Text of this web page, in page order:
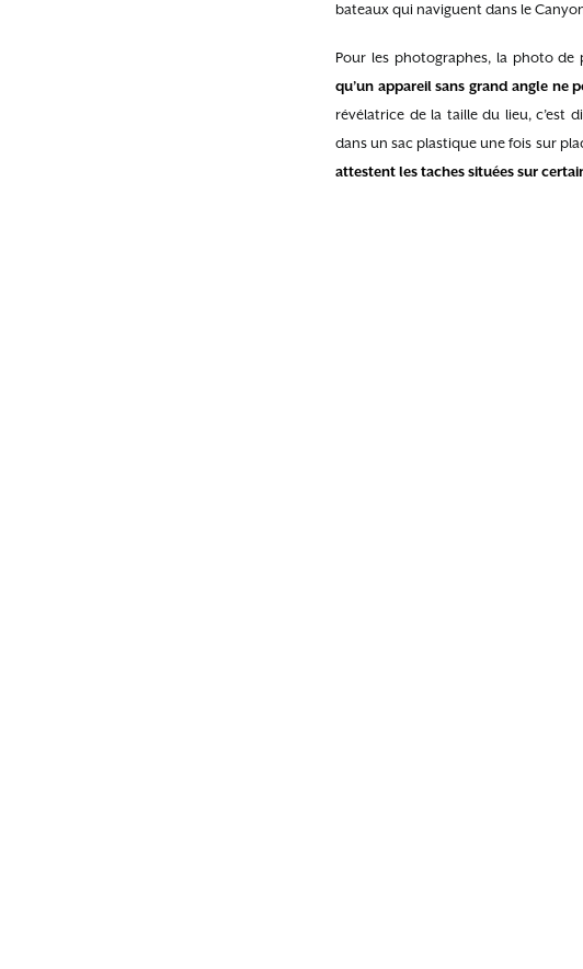
bateaux qui naviguent dans le
Pour les photographes, la photo
qu’un appareil sans grand angle ne
révélatrice de la taille du lieu, c’est
dans un sac plastique une fois sur
attestent les taches situées sur